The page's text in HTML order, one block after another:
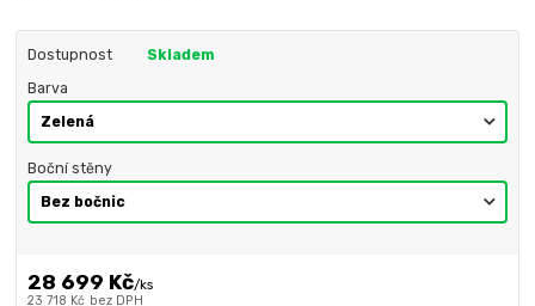
Dostupnost Skladem
Barva
Boční stěny
28 699 Kč/ks
23 718 Kč bez DPH